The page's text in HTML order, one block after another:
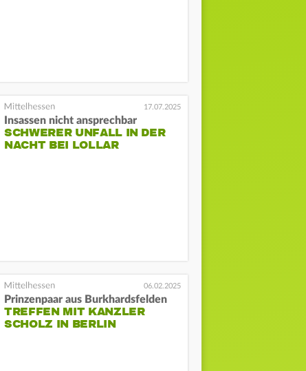
17.07.2025
Insassen nicht ansprechbar
SCHWERER UNFALL IN DER
NACHT BEI LOLLAR
06.02.2025
Prinzenpaar aus Burkhardsfelden
TREFFEN MIT KANZLER
SCHOLZ IN BERLIN